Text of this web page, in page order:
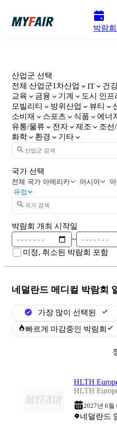
박람
산업군 선택
전체 산업군1차산업 IT 건
교육
금융 기계 도시 인프
모빌리티
방위산업 뷰티
소비재
스포츠 식품 에너지
유통/물류
전자 제조 조선
화학
환경 기타
국가 선택
전체 국가 아메리카 아시아
유럽
박람회 개최 시작일
~
미정, 취소된 박람회 포함
네덜란드 메디컬 박람회
가장 많이 선택된
빠르게 마감중인 박람회
HLTH
HLTH
2027년 6월